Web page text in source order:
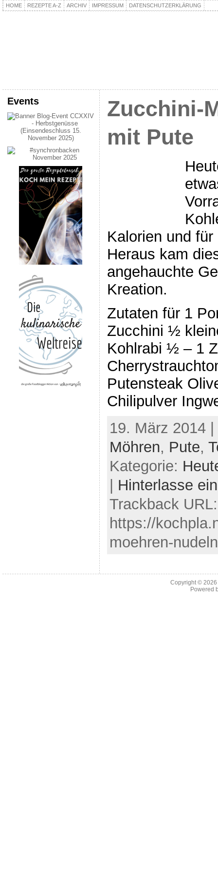
HOME REZEPTE A-Z ARCHIV IMPRESSUM DATENSCHUTZERKLÄRUNG
Events
Zucchini-
mit Pute
Kalorien und
Heraus kam
angehauchte
Kreation.
Zutaten für 1
Zucchini ½
Kohlrabi ½ – 1
Putensteak
Chilipulver
19. März 2014
Möhren, Pute,
Kategorie:
Hinterlasse
Trackback URL:
https://
moehren-
Copyright ©
Powered